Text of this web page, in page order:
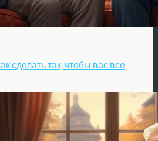
сделать так, чтобы вас все